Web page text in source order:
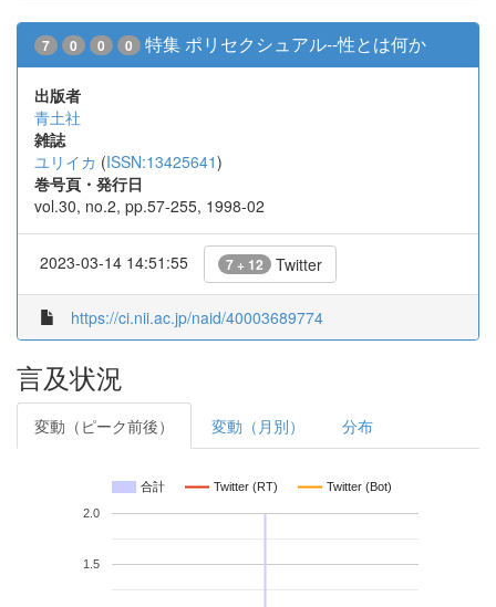
7 0 0 0 特集 ポリセクシュアル--性とは何か
出版者
青土社
雑誌
ユリイカ (ISSN:13425641)
巻号頁・発行日
vol.30, no.2, pp.57-255, 1998-02
2023-03-14 14:51:55 7 + 12 Twitter
https://ci.nii.ac.jp/naid/40003689774
言及状況
変動（ピーク前後） 変動（月別） 分布
合計 Twitter (RT) Twitter (Bot)
1.5
2.0